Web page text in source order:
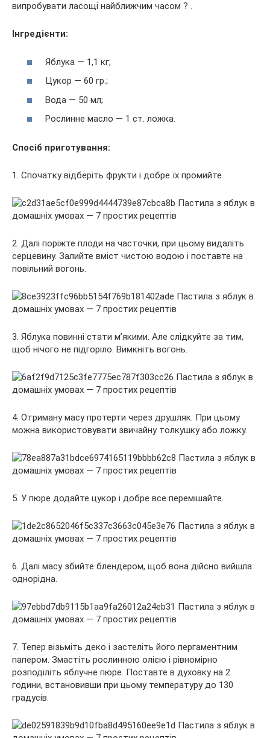
випробувати ласощі найближчим часом ? .
Інгредієнти:
Яблука — 1,1 кг;
Цукор — 60 гр.;
Вода — 50 мл;
Рослинне масло — 1 ст. ложка.
Спосіб приготування:
1. Спочатку відберіть фрукти і добре їх промийте.
2. Далі поріжте плоди на часточки, при цьому видаліть
серцевину. Залийте вміст чистою водою і поставте на
повільний вогонь.
3. Яблука повинні стати м’якими. Але слідкуйте за тим,
щоб нічого не підгоріло. Вимкніть вогонь.
4. Отриману масу протерти через друшляк. При цьому
можна використовувати звичайну толкушку або ложку.
5. У пюре додайте цукор і добре все перемішайте.
6. Далі масу збийте блендером, щоб вона дійсно вийшла
однорідна.
7. Тепер візьміть деко і застеліть його пергаментним
папером. Змастіть рослинною олією і рівномірно
розподіліть яблучне пюре. Поставте в духовку на 2
години, встановивши при цьому температуру до 130
градусів.